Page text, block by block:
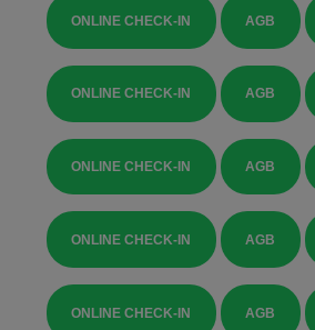
ONLINE CHECK-IN AGB
ONLINE CHECK-IN AGB
ONLINE CHECK-IN AGB
ONLINE CHECK-IN AGB
ONLINE CHECK-IN AGB